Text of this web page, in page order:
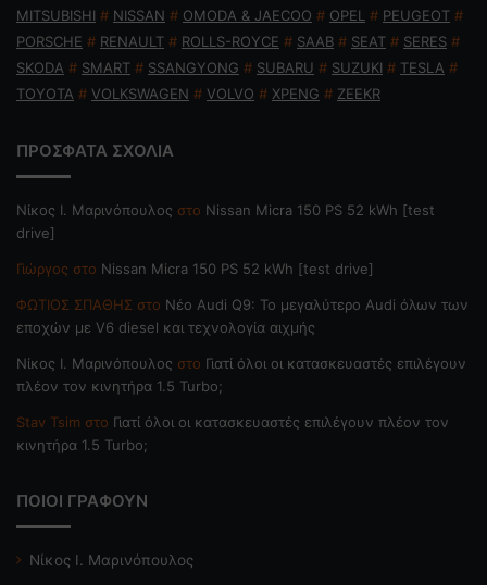
MITSUBISHI # NISSAN # OMODA & JAECOO # OPEL # PEUGEOT #
PORSCHE # RENAULT # ROLLS-ROYCE # SAAB # SEAT # SERES #
SKODA # SMART # SSANGYONG # SUBARU # SUZUKI # TESLA #
TOYOTA # VOLKSWAGEN # VOLVO # XPENG # ZEEKR
ΠΡΟΣΦΑΤΑ ΣΧΟΛΙΑ
Nίκος Ι. Mαρινόπουλος στο Nissan Micra 150 PS 52 kWh [test
drive]
Γιώργος στο Nissan Micra 150 PS 52 kWh [test drive]
ΦΩΤΙΟΣ ΣΠΑΘΗΣ στο Νέο Audi Q9: Το μεγαλύτερο Audi όλων των
εποχών με V6 diesel και τεχνολογία αιχμής
Nίκος Ι. Mαρινόπουλος στο Γιατί όλοι οι κατασκευαστές επιλέγουν
πλέον τον κινητήρα 1.5 Turbo;
Stav Tsim στο Γιατί όλοι οι κατασκευαστές επιλέγουν πλέον τον
κινητήρα 1.5 Turbo;
ΠΟΙΟΙ ΓΡΑΦΟΥΝ
Νίκος Ι. Μαρινόπουλος